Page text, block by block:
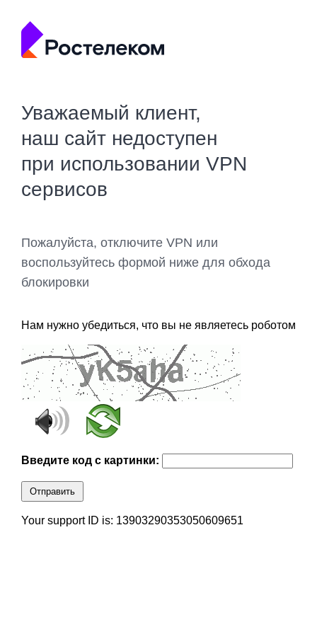
Уважаемый клиент,
наш сайт недоступен
при использовании VPN
сервисов
Пожалуйста, отключите VPN или
воспользуйтесь формой ниже для обхода
блокировки
Нам нужно убедиться, что вы не являетесь роботом
Введите код с картинки:
Отправить
Your support ID is: 13903290353050609651